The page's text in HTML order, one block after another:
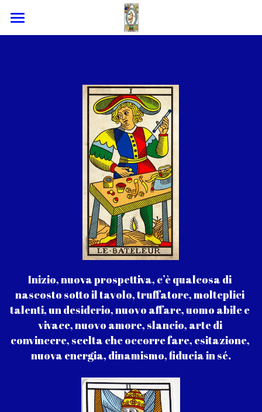
Home
rito di purificazione
Submit
POWERED BY
Inizio, nuova prospettiva, c’è qualcosa di
nascosto sotto il tavolo, truffatore, molteplici
talenti, un desiderio, nuovo affare, uomo abile e
vivace, nuovo amore, slancio, arte di
convincere, scelta che occorre fare, esitazione,
nuova energia, dinamismo, fiducia in sé.